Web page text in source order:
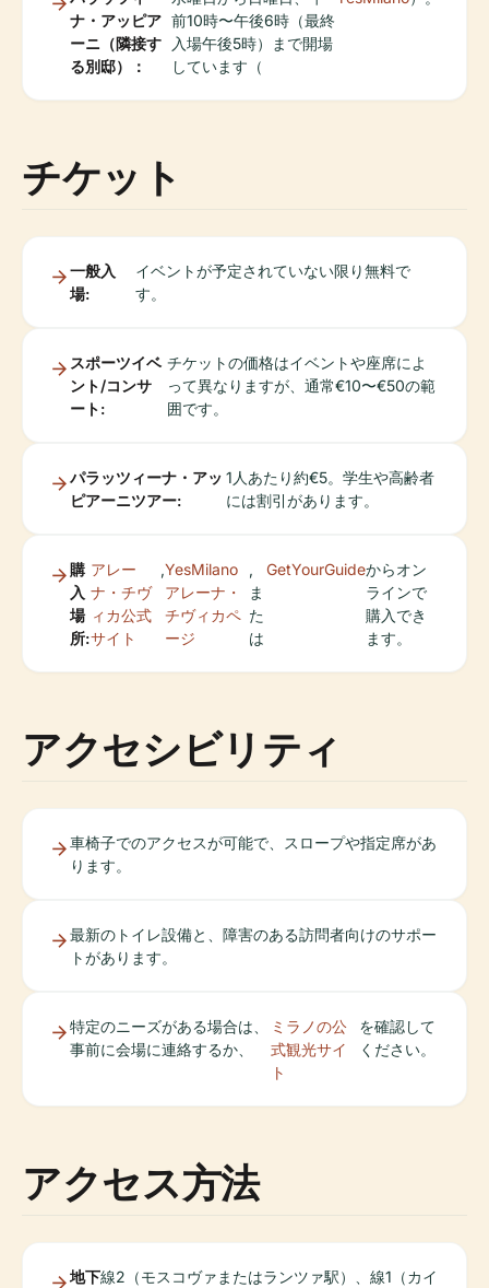
ナ・アッピア
ーニ（隣接す
る別邸）：
前10時〜午後6時（最終
入場午後5時）まで開場
しています（
チケット
一般入
場:
イベントが予定されていない限り無料で
す。
スポーツイベ
ント/コンサ
ート:
チケットの価格はイベントや座席によ
って異なりますが、通常€10〜€50の範
囲です。
パラッツィーナ・アッ
ピアーニツアー:
1人あたり約€5。学生や高齢者
には割引があります。
購
入
場
所:
アレー
ナ・チヴ
ィカ公式
サイト
,YesMilano
アレーナ・
チヴィカペ
ージ
,
ま
た
は
GetYourGuideからオン
ラインで
購入でき
ます。
アクセシビリティ
車椅子でのアクセスが可能で、スロープや指定席があ
ります。
最新のトイレ設備と、障害のある訪問者向けのサポー
トがあります。
特定のニーズがある場合は、
事前に会場に連絡するか、
ミラノの公
式観光サイ
ト
を確認して
ください。
アクセス方法
地下線2（モスコヴァまたはランツァ駅）、線1（カイ